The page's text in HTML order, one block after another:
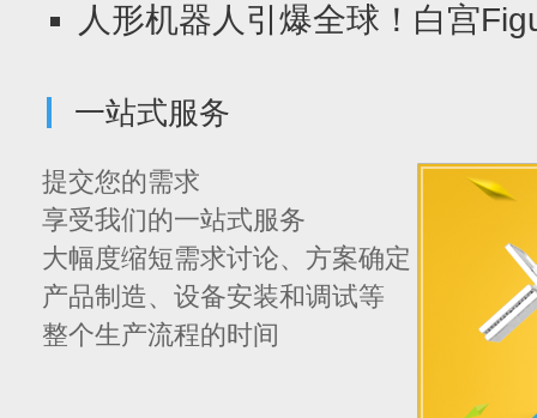
人形机器人引爆全球！白宫
一站式服务
提交您的需求
享受我们的一站式服务
大幅度缩短需求讨论、方案确定
产品制造、设备安装和调试等
整个生产流程的时间